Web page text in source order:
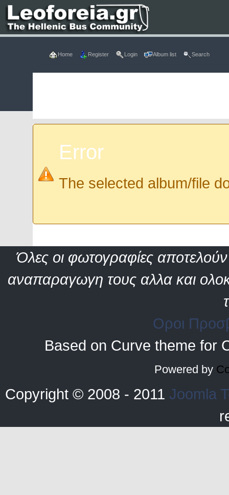
Home Register Login Album list Search
Error
The selected album/file
Όλες οι φωτογραφίες αποτελούν
αναπαραγωγη τους αλλα και
Οροι
Based on Curve theme for
Powered by
Copyright © 2008 - 2011 Joomla